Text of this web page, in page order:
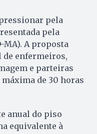
pela
pela
MA). A proposta
de enfermeiros,
e parteiras
de 30 horas
anual do piso
equivalente à